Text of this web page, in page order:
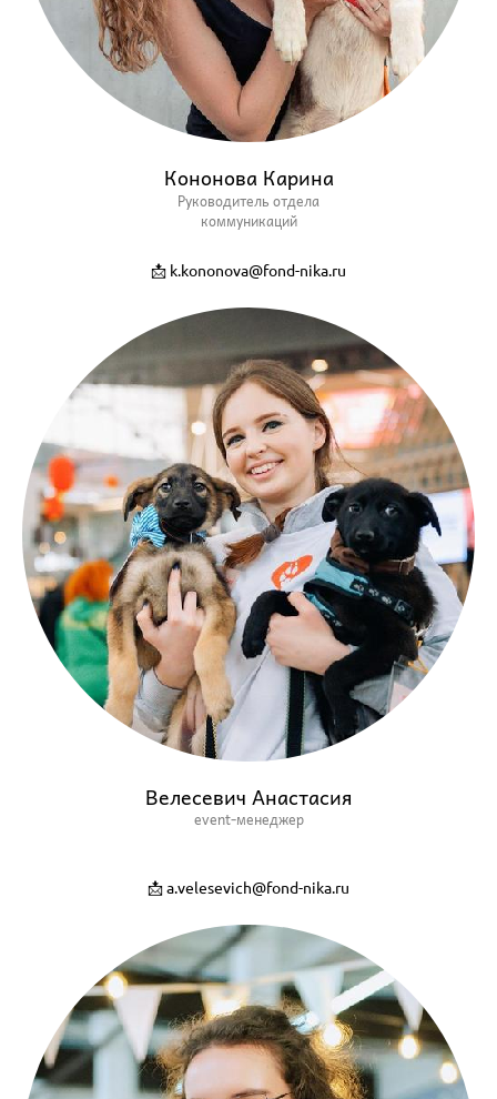
Кононова Карина
Руководитель отдела
коммуникаций
📩 k.kononova@fond-nika.ru
Велесевич Анастасия
event-менеджер
📩 a.velesevich@fond-nika.ru